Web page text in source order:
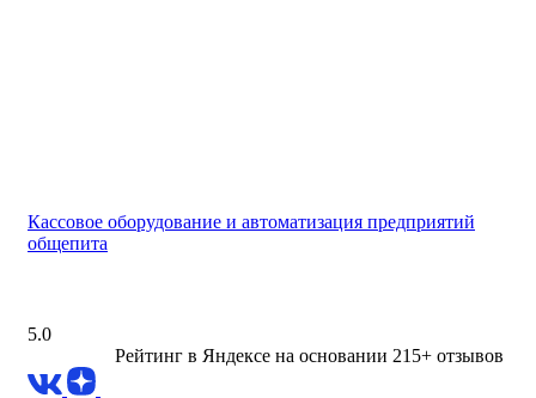
Кассовое оборудование и автоматизация предприятий
общепита
5.0
Рейтинг в Яндексе на основании 215+ отзывов